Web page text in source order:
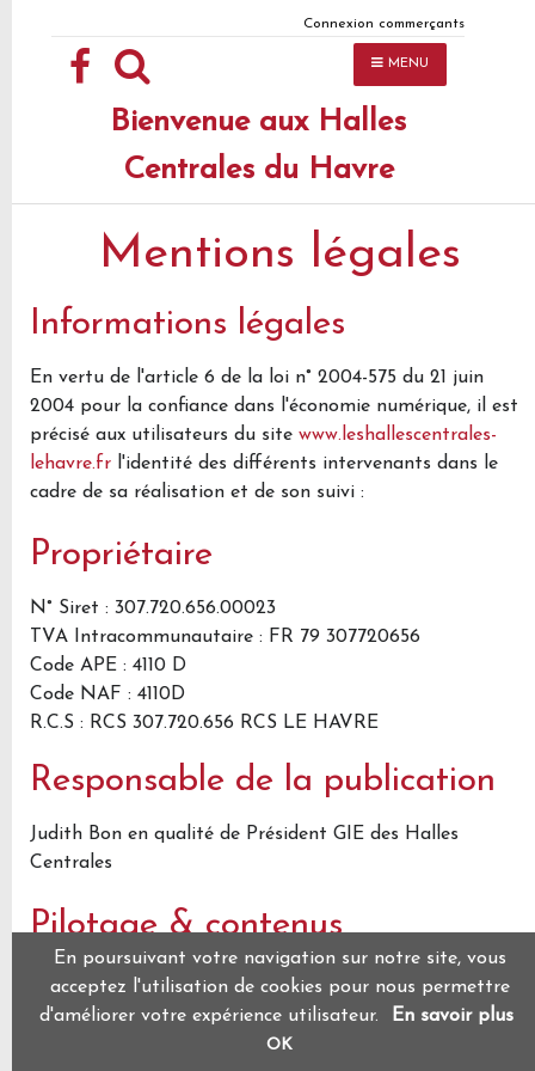
Accueil
Les Halles
Infos Utiles
Connexion commerçants
MENU
Bienvenue aux Halles
Centrales du Havre
Mentions légales
Informations légales
En vertu de l'article 6 de la loi n° 2004-575 du 21 juin
2004 pour la confiance dans l'économie numérique, il est
précisé aux utilisateurs du site www.leshallescentrales-
lehavre.fr l'identité des différents intervenants dans le
cadre de sa réalisation et de son suivi :
Propriétaire
N° Siret : 307.720.656.00023
TVA Intracommunautaire : FR 79 307720656
Code APE : 4110 D
Code NAF : 4110D
R.C.S : RCS 307.720.656 RCS LE HAVRE
Responsable de la publication
Judith Bon en qualité de Président GIE des Halles
Centrales
Pilotage & contenus
Karine Soyer
heureuxquicommunique.com
En poursuivant votre navigation sur notre site, vous
acceptez l'utilisation de cookies pour nous permettre
d'améliorer votre expérience utilisateur.
En savoir plus
OK